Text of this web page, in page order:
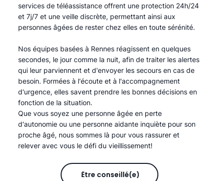
services de téléassistance offrent une protection 24h/24
et 7j/7 et une veille discrète, permettant ainsi aux
personnes âgées de rester chez elles en toute sérénité.​
Nos équipes basées à Rennes réagissent en quelques
secondes, le jour comme la nuit, afin de traiter les alertes
qui leur parviennent et d'envoyer les secours en cas de
besoin. Formées à l'écoute et à l'accompagnement
d'urgence, elles savent prendre les bonnes décisions en
fonction de la situation.
Que vous soyez une personne âgée en perte
d'autonomie ou une personne aidante inquiète pour son
proche âgé, nous sommes là pour vous rassurer et
relever avec vous le défi du vieillissement!
Être conseillé(e)